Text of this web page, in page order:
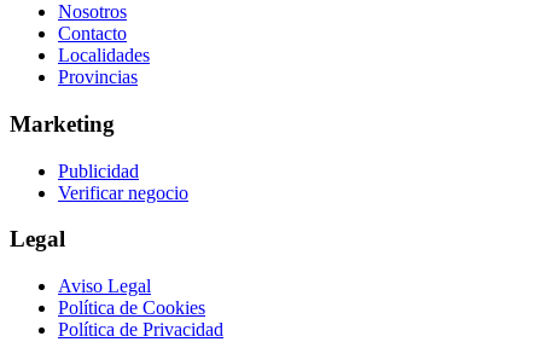
Nosotros
Contacto
Localidades
Provincias
Marketing
Publicidad
Verificar negocio
Legal
Aviso Legal
Política de Cookies
Política de Privacidad